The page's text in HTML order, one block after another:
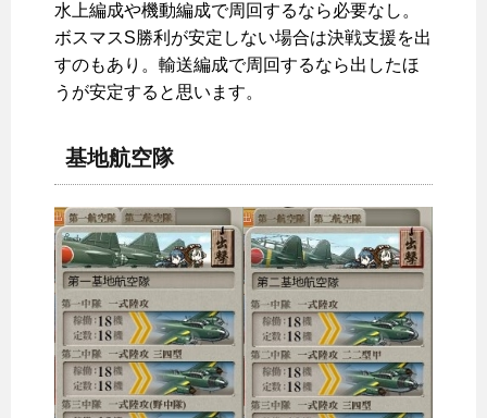
水上編成や機動編成で周回するなら必要なし。
ボスマスS勝利が安定しない場合は決戦支援を出
すのもあり。輸送編成で周回するなら出したほ
うが安定すると思います。
基地航空隊